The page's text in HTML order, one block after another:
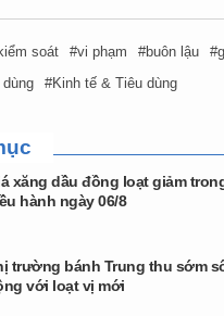
soát vi phạm buôn lậu
Kinh tế & Tiêu dùng
xăng dầu đồng loạt giảm
hành ngày 06/8
trường bánh Trung thu sớm
với loạt vị mới